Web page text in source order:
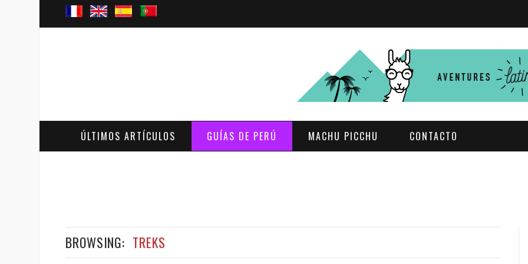
ÚLTIMOS ARTÍCULOS GUÍAS DE PERÚ MACHU PICCHU CONTACTO
BROWSING: TREKS